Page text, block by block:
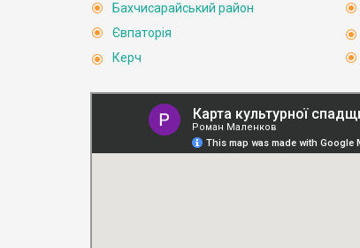
Бахчисарайський район
Євпаторія
Керч